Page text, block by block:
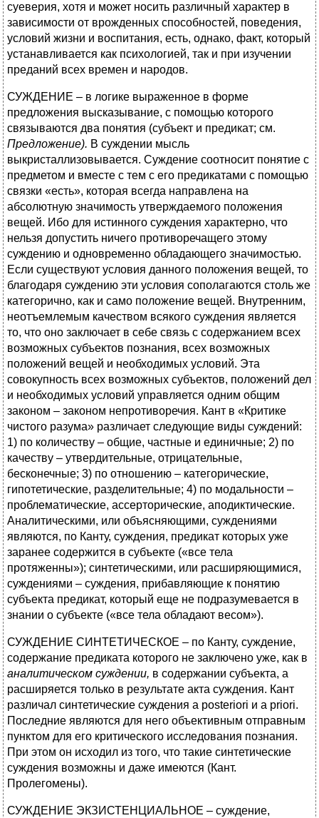
суеверия, хотя и может носить различный характер в
зависимости от врожденных способностей, поведения,
условий жизни и воспитания, есть, однако, факт, который
устанавливается как психологией, так и при изучении
преданий всех времен и народов.
СУЖДЕНИЕ – в логике выраженное в форме
предложения высказывание, с помощью которого
связываются два понятия (субъект и предикат; см.
Предложение). В суждении мысль
выкристаллизовывается. Суждение соотносит понятие с
предметом и вместе с тем с его предикатами с помощью
связки «есть», которая всегда направлена на
абсолютную значимость утверждаемого положения
вещей. Ибо для истинного суждения характерно, что
нельзя допустить ничего противоречащего этому
суждению и одновременно обладающего значимостью.
Если существуют условия данного положения вещей, то
благодаря суждению эти условия сополагаются столь же
категорично, как и само положение вещей. Внутренним,
неотъемлемым качеством всякого суждения является
то, что оно заключает в себе связь с содержанием всех
возможных субъектов познания, всех возможных
положений вещей и необходимых условий. Эта
совокупность всех возможных субъектов, положений дел
и необходимых условий управляется одним общим
законом – законом непротиворечия. Кант в «Критике
чистого разума» различает следующие виды суждений:
1) по количеству – общие, частные и единичные; 2) по
качеству – утвердительные, отрицательные,
бесконечные; 3) по отношению – категорические,
гипотетические, разделительные; 4) по модальности –
проблематические, ассерторические, аподиктические.
Аналитическими, или объясняющими, суждениями
являются, по Канту, суждения, предикат которых уже
заранее содержится в субъекте («все тела
протяженны»); синтетическими, или расширяющимися,
суждениями – суждения, прибавляющие к понятию
субъекта предикат, который еще не подразумевается в
знании о субъекте («все тела обладают весом»).
СУЖДЕНИЕ СИНТЕТИЧЕСКОЕ – по Канту, суждение,
содержание предиката которого не заключено уже, как в
аналитическом суждении, в содержании субъекта, а
расширяется только в результате акта суждения. Кант
различал синтетические суждения a posteriori и a priori.
Последние являются для него объективным отправным
пунктом для его критического исследования познания.
При этом он исходил из того, что такие синтетические
суждения возможны и даже имеются (Кант.
Пролегомены).
СУЖДЕНИЕ ЭКЗИСТЕНЦИАЛЬНОЕ – суждение,